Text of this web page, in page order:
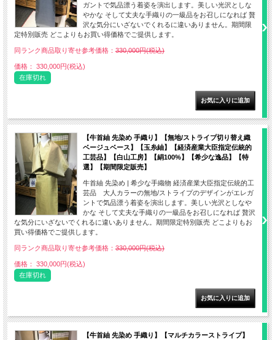
ガントで気品漂う着姿を演出します。美しい光沢としな
やかな そして丈夫な手織りの一級品をお召しになれば 贅
沢な気分にいざないでくれるに違いありません。期間限
定特別販売 どこよりもお買い得価格でご提供します。
同ランク商品取り寄せ参考価格： 330,000円(税込)
価格： 330,000円(税込)
在庫切れ
【牛首紬 先染め 手織り】【無地/ストライプ切り替え織
ベージュベース】【玉糸紬】【経済産業大臣指定伝統的
工芸品】【白山工房】【絹100%】【希少な逸品】【特
選】【期間限定販売】
牛首紬 先染め | 希少な手織物 経済産業大臣指定伝統的工
芸品 大人カラーの無地/ストライプのデザインがエレガ
ントで気品漂う着姿を演出します。美しい光沢としなや
かな そして丈夫な手織りの一級品をお召しになれば 贅沢
な気分にいざないでくれるに違いありません。期間限定特別販売 どこよりもお
買い得価格でご提供します。
同ランク商品取り寄せ参考価格： 330,000円(税込)
価格： 330,000円(税込)
在庫切れ
【牛首紬 先染め 手織り】【マルチカラーストライプ】